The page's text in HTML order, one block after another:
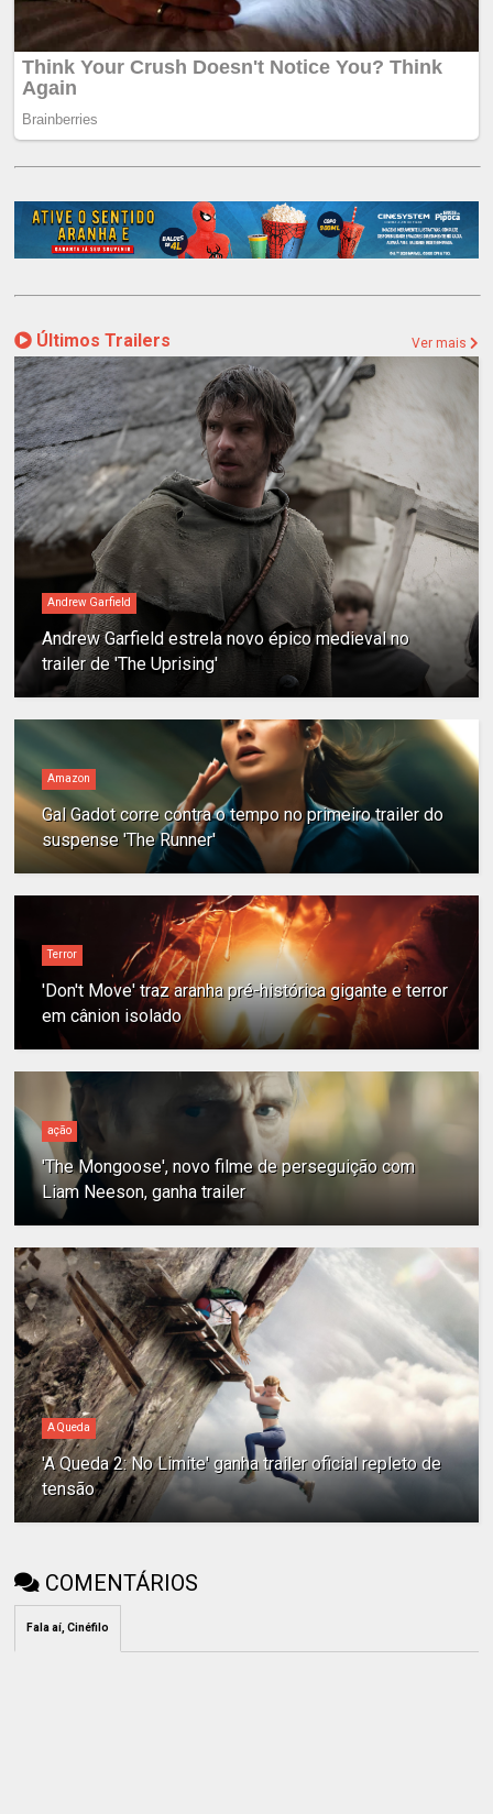
Últimos Trailers Ver mais
Andrew Garfield
Andrew Garfield estrela novo épico medieval no
trailer de 'The Uprising'
Amazon
Gal Gadot corre contra o tempo no primeiro trailer do
suspense 'The Runner'
Terror
'Don't Move' traz aranha pré-histórica gigante e terror
em cânion isolado
ação
'The Mongoose', novo filme de perseguição com
Liam Neeson, ganha trailer
A Queda
'A Queda 2: No Limite' ganha trailer oficial repleto de
tensão
COMENTÁRIOS
Fala aí, Cinéfilo